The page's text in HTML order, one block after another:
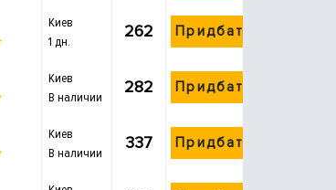
Киев
1 дн.
262 Придбати
Киев
В наличии
282 Придбати
Киев
В наличии
337 Придбати